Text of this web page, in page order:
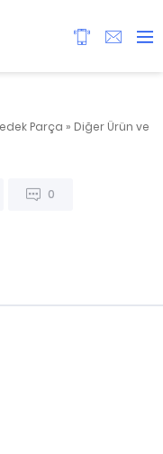
Parça » Diğer Ürün ve
0